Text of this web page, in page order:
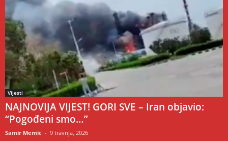
Vijesti
NAJNOVIJA VIJEST! GORI SVE – Iran objavio:
“Pogođeni smo…”
Samir Memic - 9 travnja, 2026